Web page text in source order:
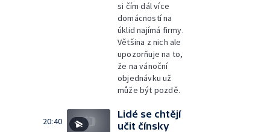
si čím dál více
domácností na
úklid najímá firmy.
Většina z nich ale
upozorňuje na to,
že na vánoční
objednávku už
může být pozdě.
20:40
Lidé se chtějí
učit čínsky